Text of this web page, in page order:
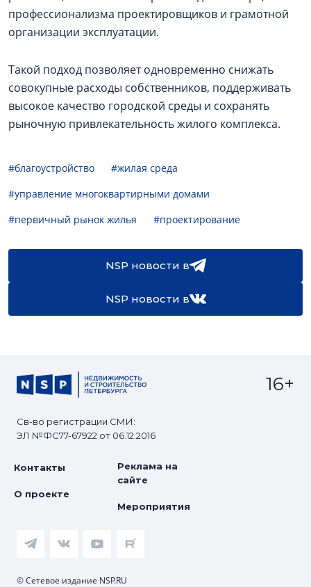
профессионализма проектировщиков и грамотной
организации эксплуатации.
Такой подход позволяет одновременно снижать
совокупные расходы собственников, поддерживать
высокое качество городской среды и сохранять
рыночную привлекательность жилого комплекса.
#благоустройство
#жилая среда
#управление многоквартирными домами
#первичный рынок жилья
#проектирование
NSP новости в
NSP новости в
Св-во регистрации СМИ:
ЭЛ №ФС77-67922 от 06.12.2016
16+
Контакты
О проекте
Реклама на
сайте
Мероприятия
© Сетевое издание NSP.RU